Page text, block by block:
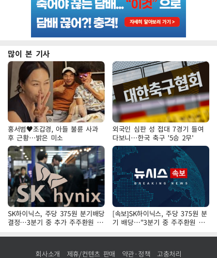
많이 본 기사
홍서범♥조갑경, 아들 불륜 사과
후 근황…밝은 미소
외국인 심판 성 접대 7경기 들여
다보니…한국 축구 '5승 2무'
SK하이닉스, 주당 375원 분기배당
결정…3분기 중 추가 주주환원 발
표
[속보]SK하이닉스, 주당 375원 분
기 배당…"3분기 중 주주환원 방
안 확정"
회사소개 제휴/컨텐츠 판매 약관·정책 고충처리